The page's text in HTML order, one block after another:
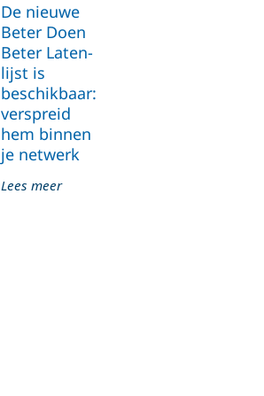
De nieuwe
Beter Doen
Beter Laten-
lijst is
beschikbaar:
verspreid
hem binnen
je netwerk
Lees meer